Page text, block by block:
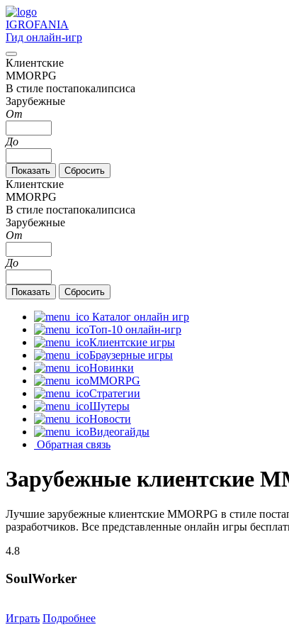
IGROFANIA
Гид онлайн-игр
Клиентские
MMORPG
В стиле постапокалипсиса
Зарубежные
От
До
Клиентские
MMORPG
В стиле постапокалипсиса
Зарубежные
От
До
Каталог онлайн игр
Топ-10 онлайн-игр
Клиентские игры
Браузерные игры
Новинки
MMORPG
Стратегии
Шутеры
Новости
Видеогайды
Обратная связь
Зарубежные клиентские
Лучшие зарубежные клиентские MMORPG в стиле
разработчиков. Все представленные онлайн игры
4.8
SoulWorker
Играть Подробнее